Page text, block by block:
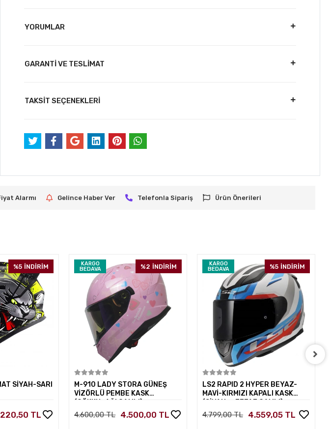
YORUMLAR
GARANTİ VE TESLİMAT
TAKSİT SEÇENEKLERİ
Alarmı Gelince Haber Ver Telefonla Sipariş Ürün Önerileri
%5 İNDİRİM
SİYAH-SARI
TL
KARGO
BEDAVA
%2 İNDİRİM
M-910 LADY STORA GÜNEŞ
VİZÖRLÜ PEMBE KASK
(GÖKKUŞAĞI CAMLI)
4.600,00 TL 4.500,00 TL
KARGO
BEDAVA
%5 İNDİRİM
LS2 RAPID 2 HYPER BEYAZ-
MAVİ-KIRMIZI KAPALI KASK
(SİYAH+ŞEFFAF CAMLI)
4.799,00 TL 4.559,05 TL